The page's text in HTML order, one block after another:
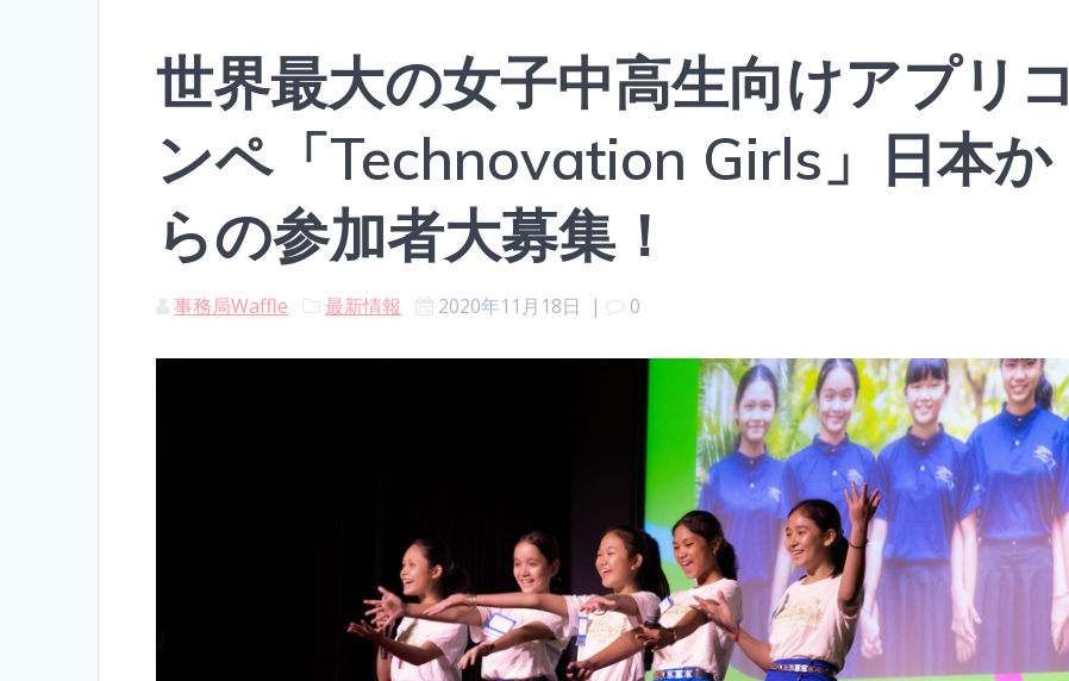
世界最大の女子中高生向けアプリコ
ンペ「Technovation Girls」日本か
らの参加者大募集！
事務局Waffle 最新情報 2020年11月18日 | 0